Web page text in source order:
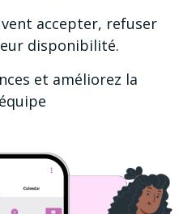
accepter, refuser
disponibilité.
et améliorez la